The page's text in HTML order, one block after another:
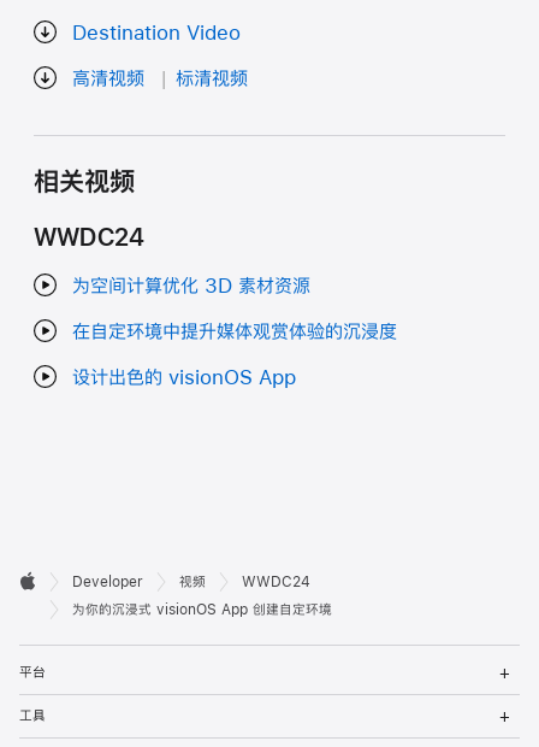
Destination Video
高清视频 标清视频
相关视频
WWDC24
为空间计算优化 3D 素材资源
在自定环境中提升媒体观赏体验的沉浸度
设计出色的 visionOS App
开
者
页
脚

Apple
Developer 视频
WWDC24
为你的沉浸式 visionOS App 创建自定环境
平台
工具